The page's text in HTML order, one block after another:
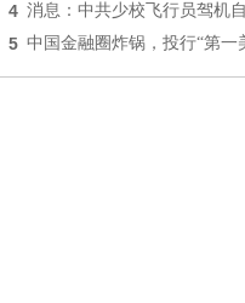
4 消息：中共少校飞行员驾机
5 中国金融圈炸锅，投行“第一